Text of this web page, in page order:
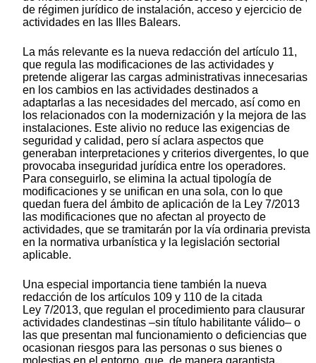
de régimen jurídico de instalación, acceso y ejercicio de
actividades en las Illes Balears.
La más relevante es la nueva redacción del artículo 11,
que regula las modificaciones de las actividades y
pretende aligerar las cargas administrativas innecesarias
en los cambios en las actividades destinados a
adaptarlas a las necesidades del mercado, así como en
los relacionados con la modernización y la mejora de las
instalaciones. Este alivio no reduce las exigencias de
seguridad y calidad, pero sí aclara aspectos que
generaban interpretaciones y criterios divergentes, lo que
provocaba inseguridad jurídica entre los operadores.
Para conseguirlo, se elimina la actual tipología de
modificaciones y se unifican en una sola, con lo que
quedan fuera del ámbito de aplicación de la Ley 7/2013
las modificaciones que no afectan al proyecto de
actividades, que se tramitarán por la vía ordinaria prevista
en la normativa urbanística y la legislación sectorial
aplicable.
Una especial importancia tiene también la nueva
redacción de los artículos 109 y 110 de la citada
Ley 7/2013, que regulan el procedimiento para clausurar
actividades clandestinas –sin título habilitante válido– o
las que presentan mal funcionamiento o deficiencias que
ocasionan riesgos para las personas o sus bienes o